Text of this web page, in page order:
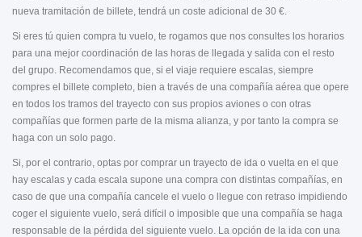
nueva tramitación de billete, tendrá un coste adicional de 30 €.
Si eres tú quien compra tu vuelo, te rogamos que nos consultes los horarios
para una mejor coordinación de las horas de llegada y salida con el resto
del grupo. Recomendamos que, si el viaje requiere escalas, siempre
compres el billete completo, bien a través de una compañía aérea que opere
en todos los tramos del trayecto con sus propios aviones o con otras
compañías que formen parte de la misma alianza, y por tanto la compra se
haga con un solo pago.
Si, por el contrario, optas por comprar un trayecto de ida o vuelta en el que
hay escalas y cada escala supone una compra con distintas compañías, en
caso de que una compañía cancele el vuelo o llegue con retraso impidiendo
coger el siguiente vuelo, será difícil o imposible que una compañía se haga
responsable de la pérdida del siguiente vuelo. La opción de la ida con una